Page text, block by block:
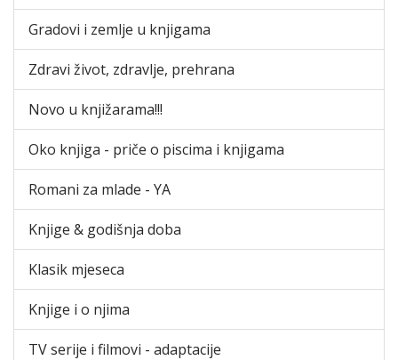
Gradovi i zemlje u knjigama
Zdravi život, zdravlje, prehrana
Novo u knjižarama!!!
Oko knjiga - priče o piscima i knjigama
Romani za mlade - YA
Knjige & godišnja doba
Klasik mjeseca
Knjige i o njima
TV serije i filmovi - adaptacije